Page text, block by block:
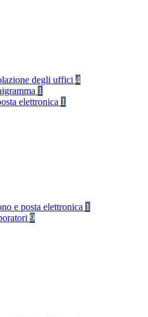
degli uffici 4
1
elettronica 1
e posta elettronica 1
9